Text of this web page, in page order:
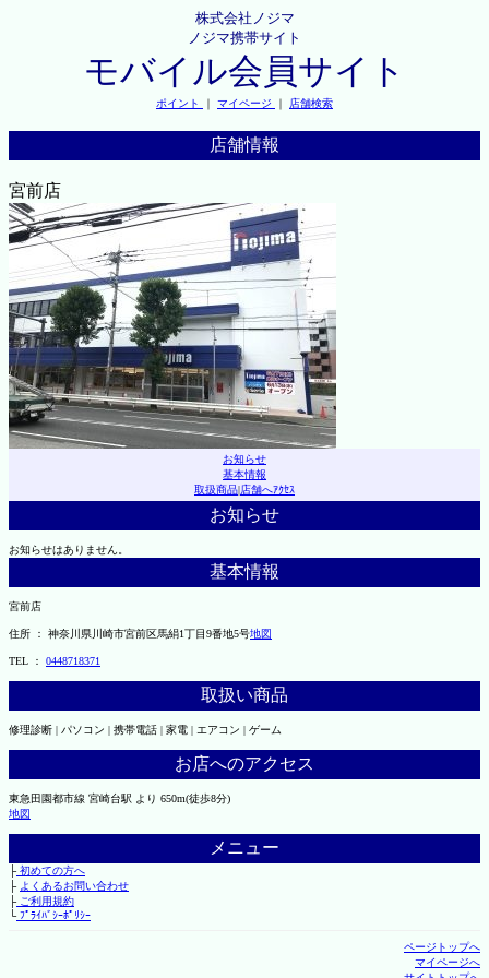
株式会社ノジマ
ノジマ携帯サイト
モバイル会員サイト
ポイント ｜ マイページ ｜ 店舗検索
店舗情報
宮前店
お知らせ
基本情報
取扱商品|店舗へｱｸｾｽ
お知らせ
お知らせはありません。
基本情報
宮前店
住所 ： 神奈川県川崎市宮前区馬絹1丁目9番地5号地図
TEL ： 0448718371
取扱い商品
修理診断 | パソコン | 携帯電話 | 家電 | エアコン | ゲーム
お店へのアクセス
東急田園都市線 宮崎台駅 より 650m(徒歩8分)
地図
メニュー
├初めての方へ
├ よくあるお問い合わせ
├ご利用規約
└ﾌﾟﾗｲﾊﾞｼｰﾎﾟﾘｼｰ
ページトップへ
マイページへ